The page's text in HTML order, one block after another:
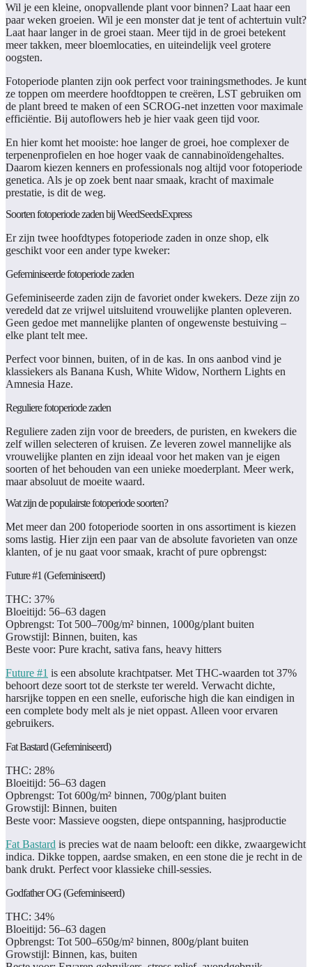
Wil je een kleine, onopvallende plant voor binnen? Laat haar een
paar weken groeien. Wil je een monster dat je tent of achtertuin vult?
Laat haar langer in de groei staan. Meer tijd in de groei betekent
meer takken, meer bloemlocaties, en uiteindelijk veel grotere
oogsten.
Fotoperiode planten zijn ook perfect voor trainingsmethodes. Je kunt
ze toppen om meerdere hoofdtoppen te creëren, LST gebruiken om
de plant breed te maken of een SCROG-net inzetten voor maximale
efficiëntie. Bij autoflowers heb je hier vaak geen tijd voor.
En hier komt het mooiste: hoe langer de groei, hoe complexer de
terpenenprofielen en hoe hoger vaak de cannabinoïdengehaltes.
Daarom kiezen kenners en professionals nog altijd voor fotoperiode
genetica. Als je op zoek bent naar smaak, kracht of maximale
prestatie, is dit de weg.
Soorten fotoperiode zaden bij WeedSeedsExpress
Er zijn twee hoofdtypes fotoperiode zaden in onze shop, elk
geschikt voor een ander type kweker:
Gefeminiseerde fotoperiode zaden
Gefeminiseerde zaden zijn de favoriet onder kwekers. Deze zijn zo
veredeld dat ze vrijwel uitsluitend vrouwelijke planten opleveren.
Geen gedoe met mannelijke planten of ongewenste bestuiving –
elke plant telt mee.
Perfect voor binnen, buiten, of in de kas. In ons aanbod vind je
klassiekers als Banana Kush, White Widow, Northern Lights en
Amnesia Haze.
Reguliere fotoperiode zaden
Reguliere zaden zijn voor de breeders, de puristen, en kwekers die
zelf willen selecteren of kruisen. Ze leveren zowel mannelijke als
vrouwelijke planten en zijn ideaal voor het maken van je eigen
soorten of het behouden van een unieke moederplant. Meer werk,
maar absoluut de moeite waard.
Wat zijn de populairste fotoperiode soorten?
Met meer dan 200 fotoperiode soorten in ons assortiment is kiezen
soms lastig. Hier zijn een paar van de absolute favorieten van onze
klanten, of je nu gaat voor smaak, kracht of pure opbrengst:
Future #1 (Gefeminiseerd)
THC: 37%
Bloeitijd: 56–63 dagen
Opbrengst: Tot 500–700g/m² binnen, 1000g/plant buiten
Growstijl: Binnen, buiten, kas
Beste voor: Pure kracht, sativa fans, heavy hitters
Future #1 is een absolute krachtpatser. Met THC-waarden tot 37%
behoort deze soort tot de sterkste ter wereld. Verwacht dichte,
harsrijke toppen en een snelle, euforische high die kan eindigen in
een complete body melt als je niet oppast. Alleen voor ervaren
gebruikers.
Fat Bastard (Gefeminiseerd)
THC: 28%
Bloeitijd: 56–63 dagen
Opbrengst: Tot 600g/m² binnen, 700g/plant buiten
Growstijl: Binnen, buiten
Beste voor: Massieve oogsten, diepe ontspanning, hasjproductie
Fat Bastard is precies wat de naam belooft: een dikke, zwaargewicht
indica. Dikke toppen, aardse smaken, en een stone die je recht in de
bank drukt. Perfect voor klassieke chill-sessies.
Godfather OG (Gefeminiseerd)
THC: 34%
Bloeitijd: 56–63 dagen
Opbrengst: Tot 500–650g/m² binnen, 800g/plant buiten
Growstijl: Binnen, kas, buiten